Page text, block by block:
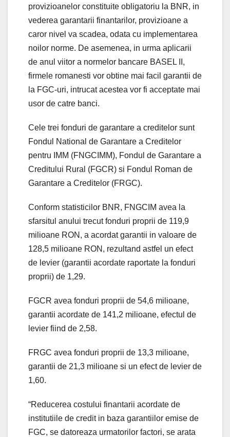
provizioanelor constituite obligatoriu la BNR, in
vederea garantarii finantarilor, provizioane a
caror nivel va scadea, odata cu implementarea
noilor norme. De asemenea, in urma aplicarii
de anul viitor a normelor bancare BASEL II,
firmele romanesti vor obtine mai facil garantii de
la FGC-uri, intrucat acestea vor fi acceptate mai
usor de catre banci.
Cele trei fonduri de garantare a creditelor sunt
Fondul National de Garantare a Creditelor
pentru IMM (FNGCIMM), Fondul de Garantare a
Creditului Rural (FGCR) si Fondul Roman de
Garantare a Creditelor (FRGC).
Conform statisticilor BNR, FNGCIM avea la
sfarsitul anului trecut fonduri proprii de 119,9
milioane RON, a acordat garantii in valoare de
128,5 milioane RON, rezultand astfel un efect
de levier (garantii acordate raportate la fonduri
proprii) de 1,29.
FGCR avea fonduri proprii de 54,6 milioane,
garantii acordate de 141,2 milioane, efectul de
levier fiind de 2,58.
FRGC avea fonduri proprii de 13,3 milioane,
garantii de 21,3 milioane si un efect de levier de
1,60.
“Reducerea costului finantarii acordate de
institutiile de credit in baza garantiilor emise de
FGC, se datoreaza urmatorilor factori, se arata